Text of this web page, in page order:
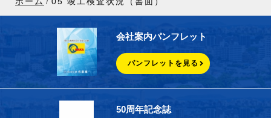
会社案内パンフレット
パンフレットを見る
50周年記念誌